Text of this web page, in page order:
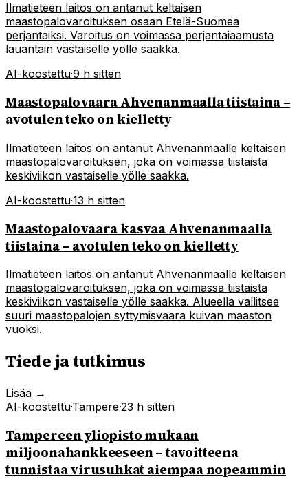
Ilmatieteen laitos on antanut keltaisen
maastopalovaroituksen osaan Etelä-Suomea
perjantaiksi. Varoitus on voimassa perjantaiaamusta
lauantain vastaiselle yölle saakka.
AI-koostettu·9 h sitten
Maastopalovaara Ahvenanmaalla tiistaina –
avotulen teko on kielletty
Ilmatieteen laitos on antanut Ahvenanmaalle keltaisen
maastopalovaroituksen, joka on voimassa tiistaista
keskiviikon vastaiselle yölle saakka.
AI-koostettu·13 h sitten
Maastopalovaara kasvaa Ahvenanmaalla
tiistaina – avotulen teko on kielletty
Ilmatieteen laitos on antanut Ahvenanmaalle keltaisen
maastopalovaroituksen, joka on voimassa tiistaista
keskiviikon vastaiselle yölle saakka. Alueella vallitsee
suuri maastopalojen syttymisvaara kuivan maaston
vuoksi.
Tiede ja tutkimus
Lisää →
AI-koostettu·Tampere·23 h sitten
Tampereen yliopisto mukaan
miljoonahankkeeseen – tavoitteena
tunnistaa virusuhkat aiempaa nopeammin